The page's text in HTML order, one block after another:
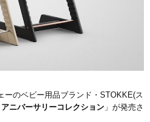
ーのベビー用品ブランド・STOKKE(ス
ニバーサリーコレクション 」が発売さ